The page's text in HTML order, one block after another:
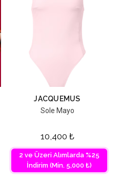
JACQUEMUS
Sole Mayo
10,400 ₺
2 ve Üzeri Alımlarda %25
İndirim (Min. 5,000 ₺)